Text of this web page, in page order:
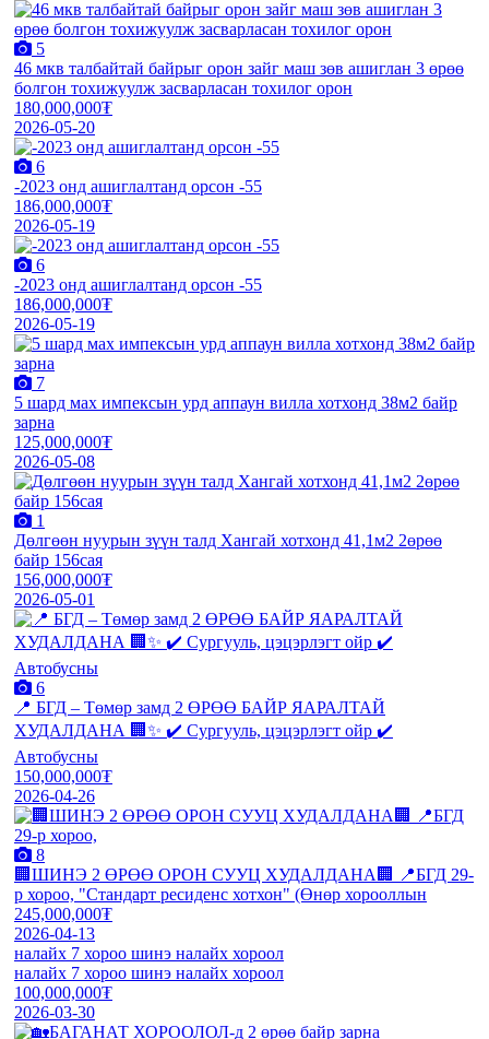
5
46 мкв талбайтай байрыг орон зайг маш зөв ашиглан 3 өрөө
болгон тохижуулж засварласан тохилог орон
180,000,000₮
2026-05-20
6
-2023 онд ашиглалтанд орсон -55
186,000,000₮
2026-05-19
6
-2023 онд ашиглалтанд орсон -55
186,000,000₮
2026-05-19
7
5 шард мах импексын урд аппаун вилла хотхонд 38м2 байр
зарна
125,000,000₮
2026-05-08
1
Дөлгөөн нуурын зүүн талд Хангай хотхонд 41,1м2 2өрөө
байр 156сая
156,000,000₮
2026-05-01
6
📍 БГД – Төмөр замд 2 ӨРӨӨ БАЙР ЯАРАЛТАЙ
ХУДАЛДАНА 🏢✨ ✔️ Сургууль, цэцэрлэгт ойр ✔️
Автобусны
150,000,000₮
2026-04-26
8
🏢ШИНЭ 2 ӨРӨӨ ОРОН СУУЦ ХУДАЛДАНА🏢 📍БГД 29-
р хороо, "Стандарт ресиденс хотхон" (Өнөр хорооллын
245,000,000₮
2026-04-13
налайх 7 хороо шинэ налайх хороол
налайх 7 хороо шинэ налайх хороол
100,000,000₮
2026-03-30